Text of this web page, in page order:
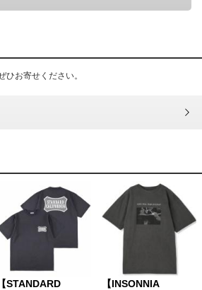
ひお寄せください。
【STANDARD
【INSONNIA